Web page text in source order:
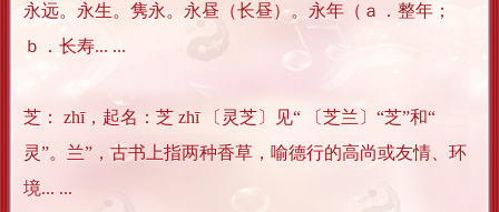
永远。永生。隽永。永昼（长昼）。永年（ａ．整年；
ｂ．长寿... ...
芝： zhī，起名：芝 zhī 〔灵芝〕见“ 〔芝兰〕“芝”和“
灵”。兰”，古书上指两种香草，喻德行的高尚或友情、环
境... ...